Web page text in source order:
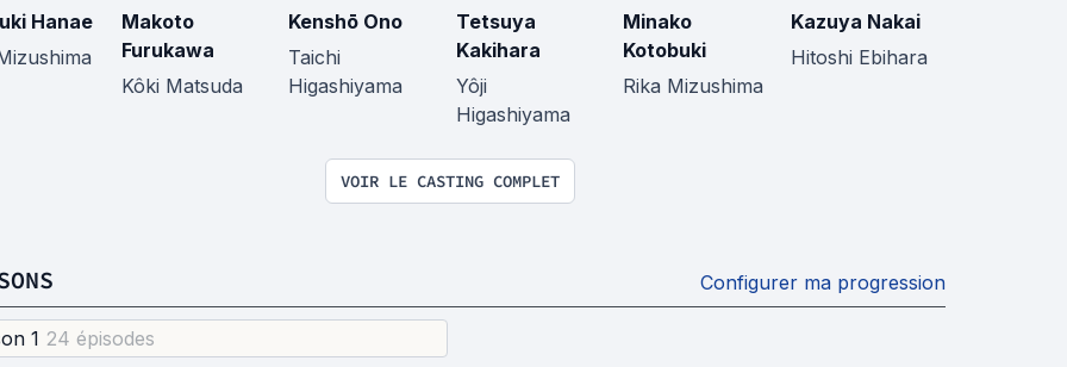
Hanae
Makoto
Furukawa
Kôki Matsuda
Kenshō Ono
Taichi
Higashiyama
Tetsuya
Kakihara
Yôji
Higashiyama
Minako
Kotobuki
Rika Mizushima
Kazuya Nakai
Hitoshi Ebihara
VOIR LE CASTING COMPLET
Configurer ma progression
1 24 épisodes